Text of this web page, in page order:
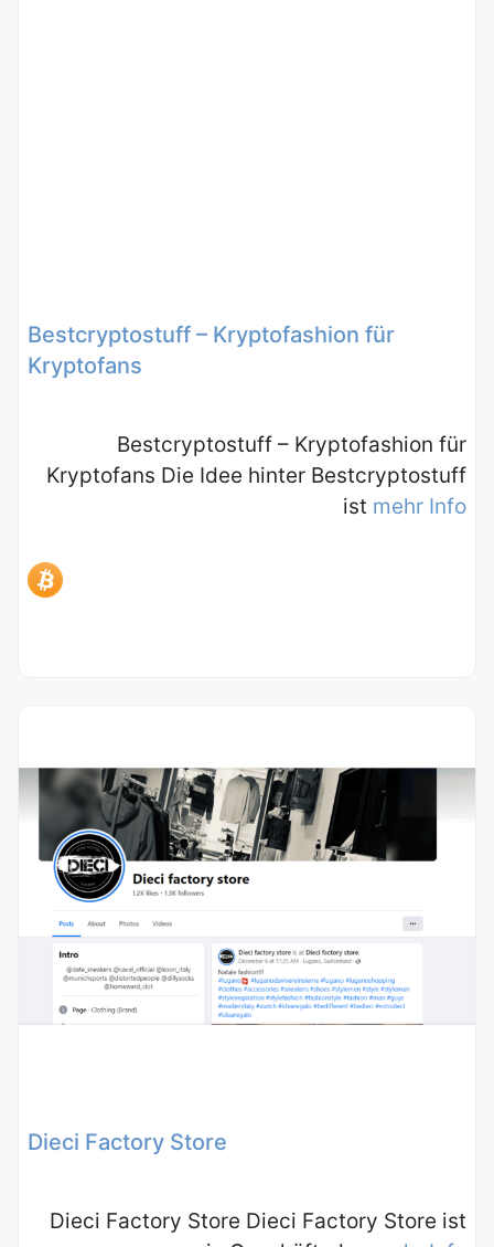
Bestcryptostuff – Kryptofashion für
Kryptofans
Bestcryptostuff – Kryptofashion für
Kryptofans Die Idee hinter Bestcryptostuff
ist mehr Info
Dieci Factory Store
Dieci Factory Store Dieci Factory Store ist